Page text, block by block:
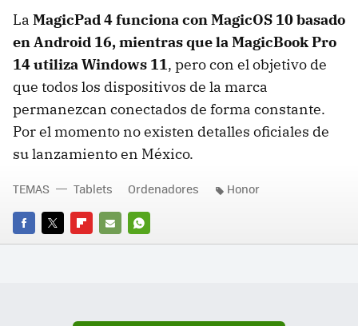
La MagicPad 4 funciona con MagicOS 10 basado
en Android 16, mientras que la MagicBook Pro
14 utiliza Windows 11, pero con el objetivo de
que todos los dispositivos de la marca
permanezcan conectados de forma constante.
Por el momento no existen detalles oficiales de
su lanzamiento en México.
FACEBOOK
TWITTERFLIPBOARD
E-
WHATSAPP
TEMAS Tablets Ordenadores Honor